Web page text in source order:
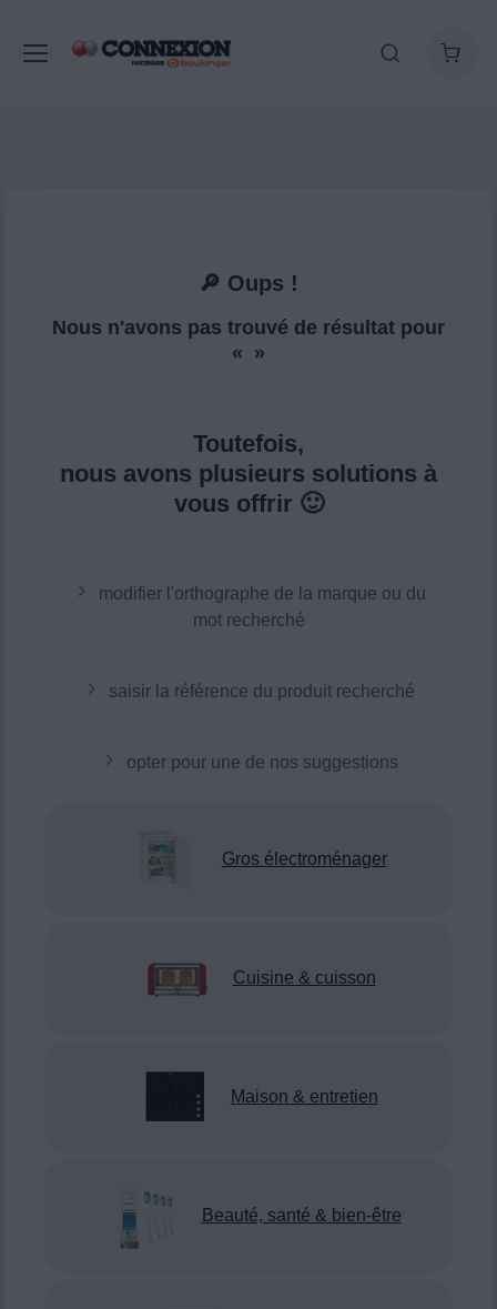
🔎 Oups !
Nous n'avons pas trouvé de résultat pour
« »
Toutefois,
nous avons plusieurs solutions à
vous offrir 🙂
modifier l'orthographe de la marque ou du
mot recherché
saisir la référence du produit recherché
opter pour une de nos suggestions
Gros électroménager
Cuisine & cuisson
Maison & entretien
Beauté, santé & bien-être